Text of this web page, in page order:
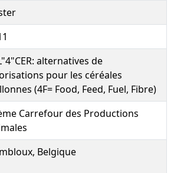
alternatives de
pour les céréales
(4F= Food, Feed, Fuel, Fibre)
Carrefour des Productions
Belgique